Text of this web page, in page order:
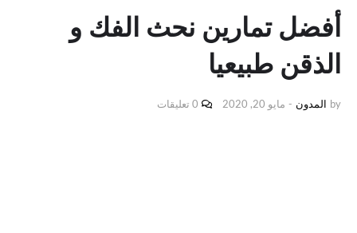
أفضل تمارين نحث الفك و
الذقن طبيعيا
by المدون - مايو 20, 2020 0 تعليقات